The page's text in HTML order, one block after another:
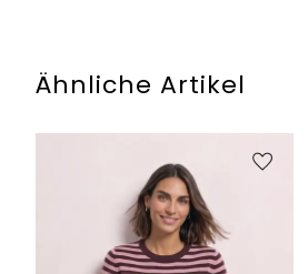
Ähnliche Artikel